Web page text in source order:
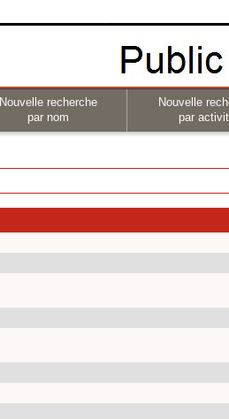
Nouvelle recherche
par nom
Nouvelle
par